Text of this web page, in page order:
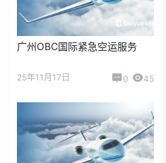
广州OBC国际紧急空运服务
25年11月17日 0 45